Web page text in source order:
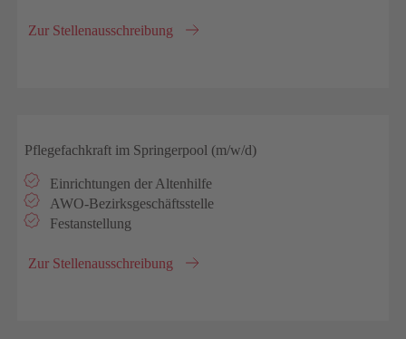
Zur Stellenausschreibung
Pflegefachkraft im Springerpool (m/w/d)
Einrichtungen der Altenhilfe
AWO-Bezirksgeschäftsstelle
Festanstellung
Zur Stellenausschreibung